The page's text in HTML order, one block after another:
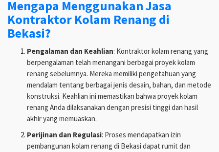
Mengapa Menggunakan Jasa
Kontraktor Kolam Renang di
Bekasi?
Pengalaman dan Keahlian: Kontraktor kolam renang yang
berpengalaman telah menangani berbagai proyek kolam
renang sebelumnya. Mereka memiliki pengetahuan yang
mendalam tentang berbagai jenis desain, bahan, dan metode
konstruksi. Keahlian ini memastikan bahwa proyek kolam
renang Anda dilaksanakan dengan presisi tinggi dan hasil
akhir yang memuaskan.
Perijinan dan Regulasi: Proses mendapatkan izin
pembangunan kolam renang di Bekasi dapat rumit dan